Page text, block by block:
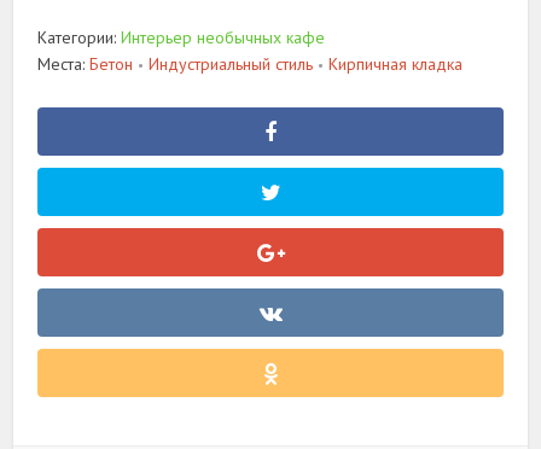
Категории:Интерьер необычных кафе
Места:Бетон • Индустриальный стиль • Кирпичная кладка